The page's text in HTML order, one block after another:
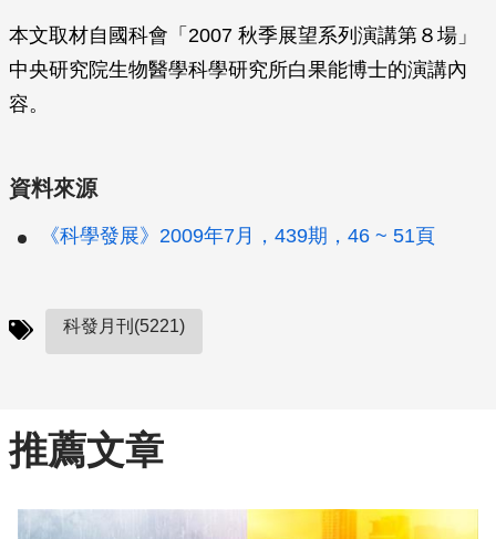
本文取材自國科會「2007 秋季展望系列演講第８場」
中央研究院生物醫學科學研究所白果能博士的演講內
容。
資料來源
《科學發展》2009年7月，439期，46 ~ 51頁
科發月刊(5221)
推薦文章